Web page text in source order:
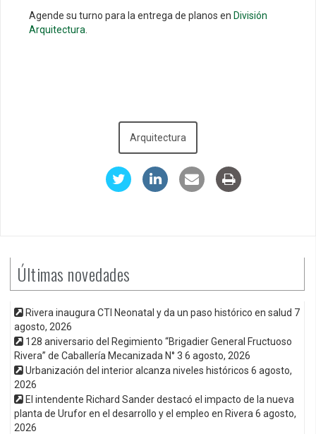
Agende su turno para la entrega de planos en División
Arquitectura
Arquitectura
Últimas novedades
Rivera inaugura CTI Neonatal y da un paso histórico en salud 7
agosto, 2026
128 aniversario del Regimiento “Brigadier General Fructuoso
Rivera” de Caballería Mecanizada N° 3 6 agosto, 2026
Urbanización del interior alcanza niveles históricos 6 agosto,
2026
El intendente Richard Sander destacó el impacto de la nueva
planta de Urufor en el desarrollo y el empleo en Rivera 6 agosto,
2026